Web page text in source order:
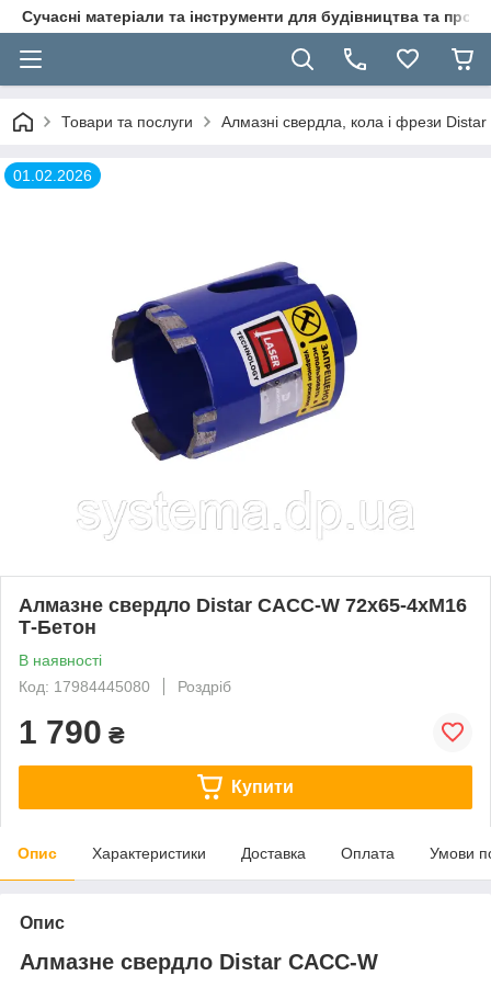
Сучасні матеріали та інструменти для будівництва та
Товари та послуги Алмазні свердла, кола і фрези Distar
01.02.2026
Алмазне свердло Distar САСС-W 72x65-4хМ16
Т-Бетон
В наявності
Код: 17984445080
Роздріб
1 790 ₴
Купити
Опис Характеристики Доставка Оплата Умови
Опис
Алмазне свердло Distar САСС-W